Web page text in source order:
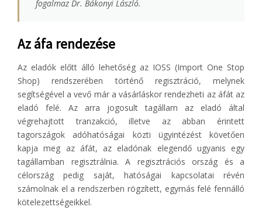
fogalmaz Dr. Bákonyi László.
Az áfa rendezése
Az eladók előtt álló lehetőség az IOSS (Import One Stop
Shop) rendszerében történő regisztráció, melynek
segítségével a vevő már a vásárláskor rendezheti az áfát az
eladó felé. Az arra jogosult tagállam az eladó által
végrehajtott tranzakció, illetve az abban érintett
tagországok adóhatóságai közti ügyintézést követően
kapja meg az áfát, az eladónak elegendő ugyanis egy
tagállamban regisztrálnia. A regisztrációs ország és a
célország pedig saját, hatóságai kapcsolatai révén
számolnak el a rendszerben rögzített, egymás felé fennálló
kötelezettségeikkel.